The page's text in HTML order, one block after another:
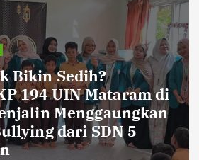
Bikin Sedih?
194 UIN Mataram di
Menggaungkan
dari SDN 5